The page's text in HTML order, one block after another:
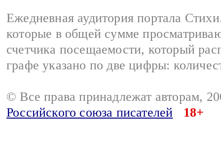
Ежедневная аудитория портала
которые в общей сумме
счетчика посещаемости, который
графе указано по две цифры:
© Все права принадлежат авторам,
Российского союза писателей
18+